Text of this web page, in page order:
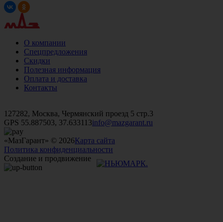
О компании
Спецпредложения
Скидки
Полезная информация
Оплата и доставка
Контакты
127282, Москва, Чермянский проезд 5 стр.3
GPS 55.887503, 37.633113info@mazgarant.ru
«МазГарант» © 2026Карта сайта
Политика конфиденциальности
Создание и продвижение